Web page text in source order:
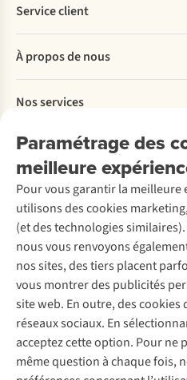
Paramétrage des
meilleure
Pour vous garantir la meilleure
utilisons des cookies
(et des technologies
nous vous renvoyons
nos sites, des tiers placent
vous montrer des publicités
site web. En outre, des cookies
réseaux sociaux. En
acceptez cette option. Pour ne
même question à chaque fois,
Service client
Commander
Payer
Livraison
Rétractation d'une commande
Entretien & réparations
Garantie
Contactez-nous
À propos de nous
Explore More
À propos d’Ayacucho
Nos magasins
À propos d’A.S.Adventure
Déclaration d'accessibilité
Nos services
Location / Location sports d’hiver
Entretien de ski
Service de lavage
Entretien de chaussures
Réparation de chaussures
Réparation de vêtements
Retouches
Pour les entreprises
Découvrez
A.S.Magazine
Explore Camp
Gear Check
Expertise & conseils
Abonnez-vous à la newsletter